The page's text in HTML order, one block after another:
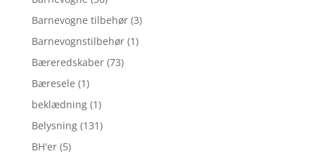
Barnevogne tilbehør (3)
Barnevognstilbehør (1)
Bæreredskaber (73)
Bæresele (1)
beklædning (1)
Belysning (131)
BH'er (5)